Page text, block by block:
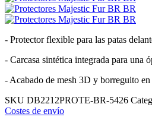
- Protector flexible para las patas
- Carcasa sintética integrada para una
- Acabado de mesh 3D y borreguito en
SKU DB2212PROTE-BR-5426
Costes de envío